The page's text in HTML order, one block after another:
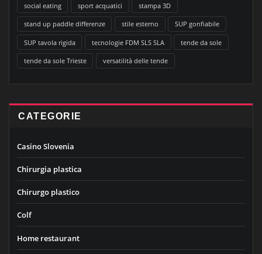
social eating sport acquatici stampa 3D
stand up paddle differenze stile esterno SUP gonfiabile
SUP tavola rigida tecnologie FDM SLS SLA tende da sole
tende da sole Trieste versatilità delle tende
CATEGORIE
Casino Slovenia
Chirurgia plastica
Chirurgo plastico
Colf
Home restaurant